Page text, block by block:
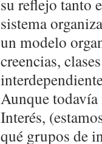
su reflejo tanto
sistema
un modelo
creencias,
Aunque
Interés,
qué grupos de